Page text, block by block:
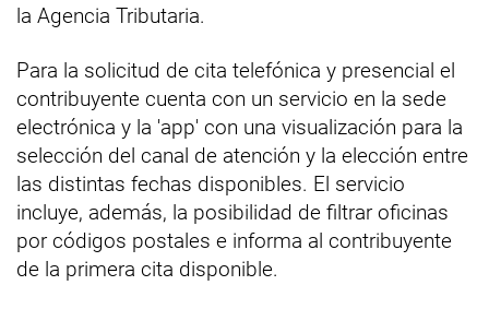
la Agencia Tributaria.
Para la solicitud de cita telefónica y presencial el
contribuyente cuenta con un servicio en la sede
electrónica y la 'app' con una visualización para la
selección del canal de atención y la elección entre
las distintas fechas disponibles. El servicio
incluye, además, la posibilidad de filtrar oficinas
por códigos postales e informa al contribuyente
de la primera cita disponible.